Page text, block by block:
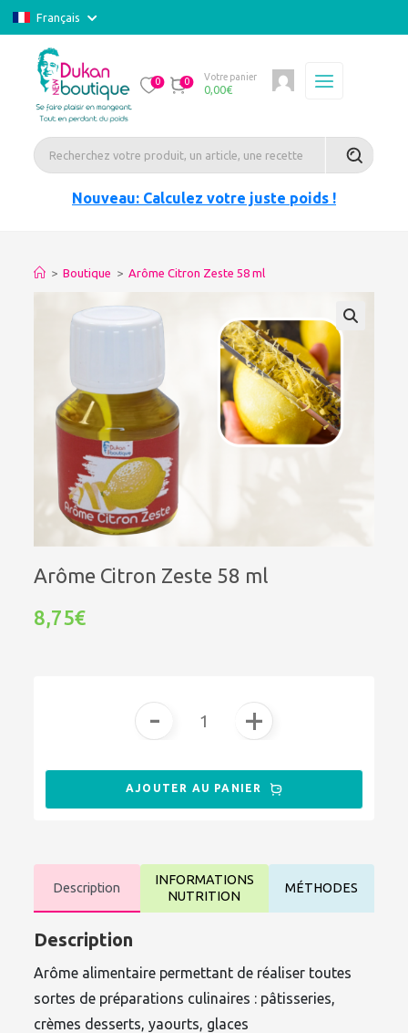
Français
0 0 Votre panier
0,00€
Nouveau: Calculez votre juste poids !
> Boutique > Arôme Citron Zeste 58 ml
Arôme Citron Zeste 58 ml
8,75€
Description
INFORMATIONS
NUTRITION
MÉTHODES
Description
Arôme alimentaire permettant de réaliser toutes
sortes de préparations culinaires : pâtisseries,
crèmes desserts, yaourts, glaces
- +
AJOUTER AU PANIER